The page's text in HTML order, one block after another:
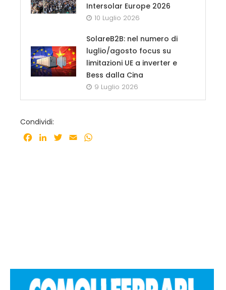
Intersolar Europe 2026
10 Luglio 2026
SolareB2B: nel numero di
luglio/agosto focus su
limitazioni UE a inverter e
Bess dalla Cina
9 Luglio 2026
Condividi:
Facebook
LinkedInTwitter
Email